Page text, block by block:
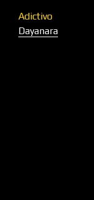
Adictivo
Dayanara